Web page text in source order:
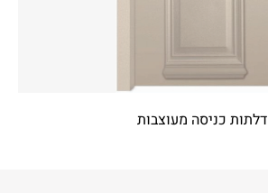
דלתות כניסה מעוצבות